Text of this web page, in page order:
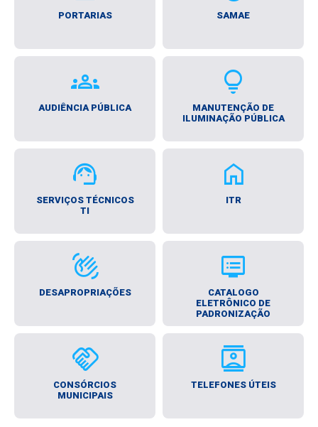
PORTARIAS SAMAE
groups
AUDIÊNCIA PÚBLICA
Lightbulb
MANUTENÇÃO DE
ILUMINAÇÃO PÚBLICA
support_agent
SERVIÇOS TÉCNICOS
TI
home
ITR
waving_hand
DESAPROPRIAÇÕES
dvr
CATALOGO
ELETRÔNICO DE
PADRONIZAÇÃO
Handshake
CONSÓRCIOS
MUNICIPAIS
Contacts
TELEFONES ÚTEIS